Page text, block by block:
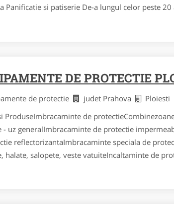
Panificatie si patiserie De-a lungul celor peste 20
DE PROTECTIE
de protectie judet Prahova
Ploiesti
ProduseImbracaminte de
- uz generalImbracaminte de protectie
reflectorizantaImbracaminte speciala de
halate, salopete, veste vatuiteIncaltaminte de